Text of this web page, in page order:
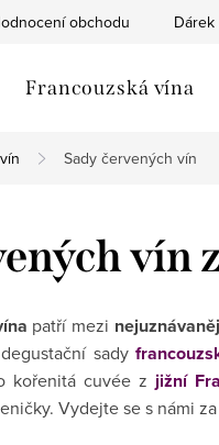
obchodu Dárek
Francouzská vína
Sady červených vín
vín
patří mezi
sady
kořenitá cuvée z jižní
Vydejte se s námi